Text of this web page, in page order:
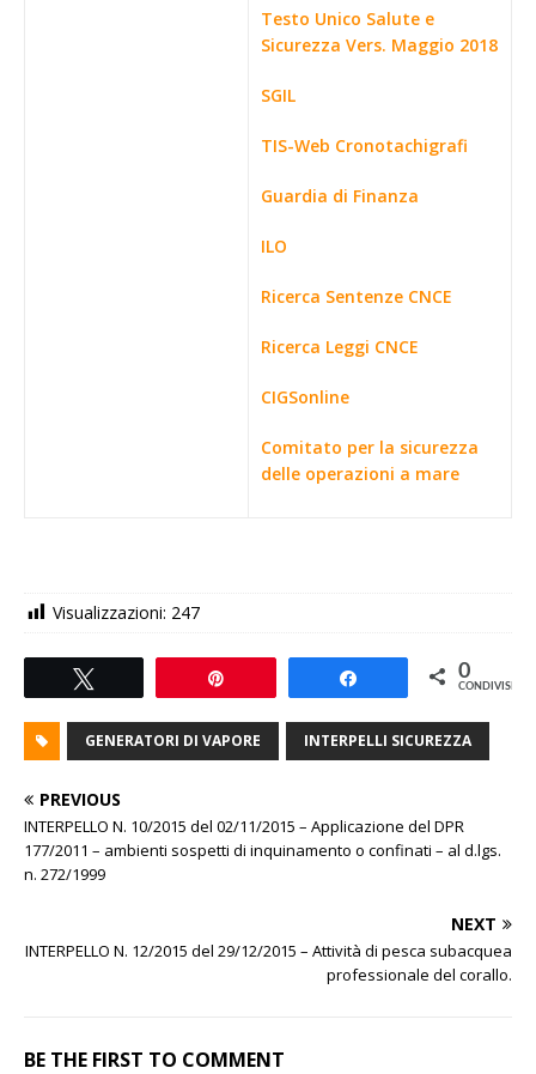
Testo Unico Salute e
Sicurezza Vers. Maggio 2018
SGIL
TIS-Web Cronotachigrafi
Guardia di Finanza
ILO
Ricerca Sentenze CNCE
Ricerca Leggi CNCE
CIGSonline
Comitato per la sicurezza
delle operazioni a mare
Visualizzazioni: 247
0
CONDIVISIONI
GENERATORI DI VAPORE INTERPELLI SICUREZZA
PREVIOUS
INTERPELLO N. 10/2015 del 02/11/2015 – Applicazione del DPR
177/2011 – ambienti sospetti di inquinamento o confinati – al d.lgs.
n. 272/1999
NEXT
INTERPELLO N. 12/2015 del 29/12/2015 – Attività di pesca subacquea
professionale del corallo.
BE THE FIRST TO COMMENT